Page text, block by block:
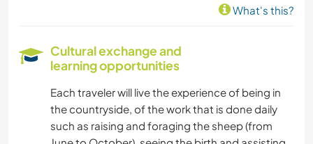
What's this?
Cultural exchange and
learning opportunities
Each traveler will live the experience of being in
the countryside, of the work that is done daily
such as raising and foraging the sheep (from